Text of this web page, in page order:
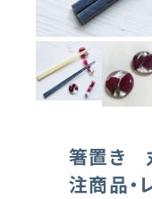
箸置き
注商品・